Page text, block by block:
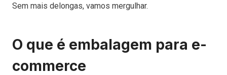
Sem mais delongas, vamos mergulhar.
O que é embalagem para e-
commerce